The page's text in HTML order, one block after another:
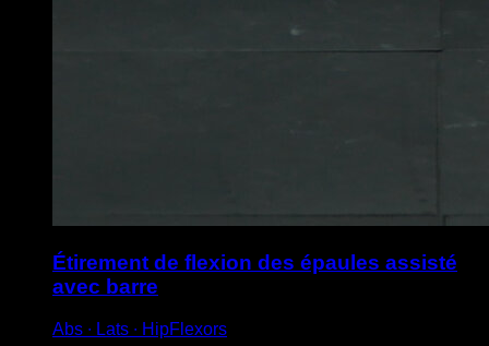
Étirement de flexion des épaules assisté
avec barre
Abs ∙ Lats ∙ HipFlexors